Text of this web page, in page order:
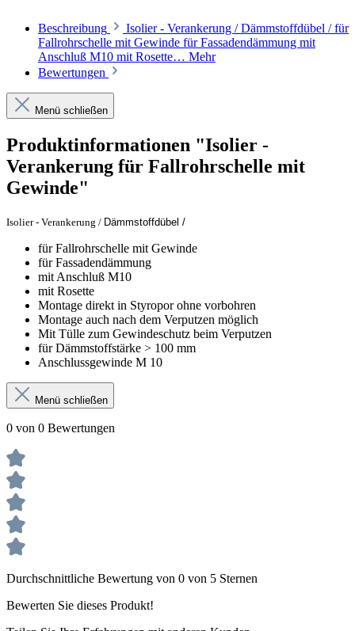
Beschreibung
Isolier - Verankerung / Dämmstoffdübel / für
Fallrohrschelle mit Gewinde für Fassadendämmung mit
Anschluß M10 mit Rosette… Mehr
Bewertungen
Menü schließen
Produktinformationen "Isolier -
Verankerung für Fallrohrschelle mit
Gewinde"
Isolier - Verankerung / Dämmstoffdübel /
für Fallrohrschelle mit Gewinde
für Fassadendämmung
mit Anschluß M10
mit Rosette
Montage direkt in Styropor ohne vorbohren
Montage auch nach dem Verputzen möglich
Mit Tülle zum Gewindeschutz beim Verputzen
für Dämmstoffstärke > 100 mm
Anschlussgewinde M 10
Menü schließen
0 von 0 Bewertungen
Durchschnittliche Bewertung von 0 von 5 Sternen
Bewerten Sie dieses Produkt!